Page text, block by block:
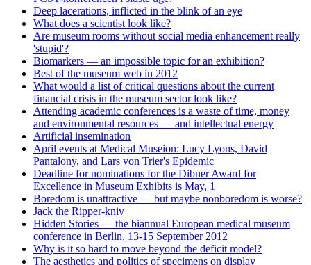
Deep lacerations, inflicted in the blink of an eye
What does a scientist look like?
Are museum rooms without social media enhancement really
'stupid'?
Biomarkers — an impossible topic for an exhibition?
Best of the museum web in 2012
What would a list of critical questions about the current
financial crisis in the museum sector look like?
Attending academic conferences is a waste of time, money
and environmental resources — and intellectual energy
Artificial insemination
April events at Medical Museion: Lucy Lyons, David
Pantalony, and Lars von Trier's Epidemic
Deadline for nominations for the Dibner Award for
Excellence in Museum Exhibits is May, 1
Boredom is unattractive — but maybe nonboredom is worse?
Jack the Ripper-kniv
Hidden Stories — the biannual European medical museum
conference in Berlin, 13-15 September 2012
Why is it so hard to move beyond the deficit model?
The aesthetics and politics of specimens on display